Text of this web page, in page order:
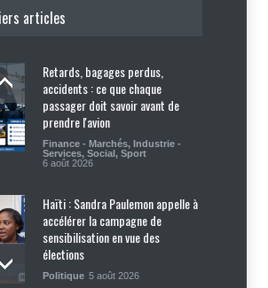
articles
Retards, bagages perdus,
accidents : ce que chaque
passager doit savoir avant de
prendre l'avion
Finance - Marchés, Industrie -
Services, Social , Sport
6 août 2026
Haïti : Sandra Paulemon appelle à
accélérer la campagne de
sensibilisation en vue des
élections
Politique 5 août 2026